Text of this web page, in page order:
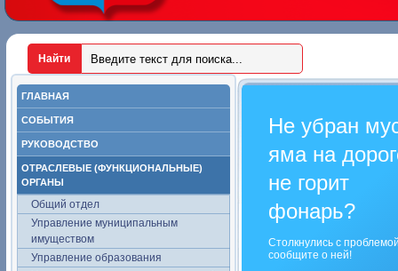
ГЛАВНАЯ
СОБЫТИЯ
РУКОВОДСТВО
ОТРАСЛЕВЫЕ (ФУНКЦИОНАЛЬНЫЕ)
ОРГАНЫ
Общий отдел
Управление муниципальным
имуществом
Управление образования
Не убран
яма на
не горит
фонарь?
Столкнулись с
сообщите о ней!